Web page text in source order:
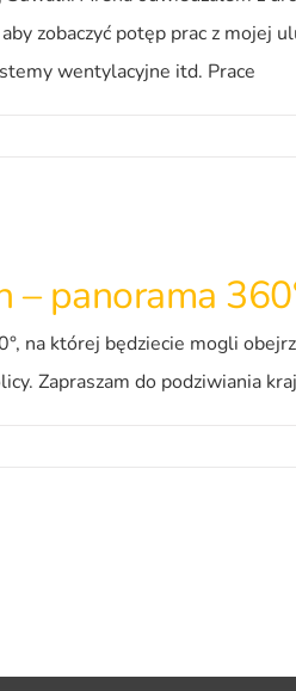
zobaczyć potęp prac z
wentylacyjne itd. Prace
– panorama
na której będziecie mogli
Zapraszam do podziwiania